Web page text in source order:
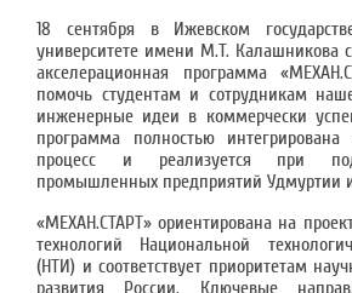
18 сентября в Ижевском
университете имени М.Т. Калашникова
акселерационная программа
помочь студентам и сотрудникам
инженерные идеи в коммерчески
программа полностью интегрирована
процесс и реализуется при
промышленных предприятий Удмуртии
«МЕХАН.СТАРТ» ориентирована на
технологий Национальной
(НТИ) и соответствует приоритетам
развития России. Ключевые